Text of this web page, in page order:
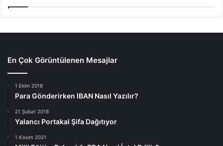
En Çok Görüntülenen Mesajlar
1 Ekim 2018
Para Gönderirken IBAN Nasıl Yazılır?
21 Şubat 2018
Yalancı Portakal Şifa Dağıtıyor
1 Kasım 2021